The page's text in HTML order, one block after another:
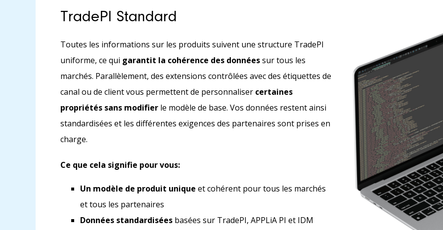
TradePI Standard
Toutes les informations sur les produits suivent une structure TradePI
uniforme, ce qui garantit la cohérence des donnéessur tous les
marchés. Parallèlement, des extensions contrôlées avec des étiquettes de
canal ou de client vous permettent de personnaliser certaines
propriétés sans modifier le modèle de base. Vos données restent ainsi
standardisées et les différentes exigences des partenaires sont prises en
charge.
Ce que cela signifie pour vous:
Un modèle de produit unique et cohérent pour tous les marchés
et tous les partenaires
Données standardisées basées sur TradePI, APPLiA PI et IDM